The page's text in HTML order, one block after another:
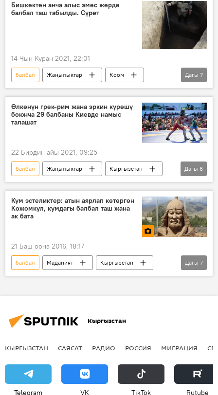
Бишкектен анча алыс эмес жерде
балбал таш табылды. Сүрөт
14 Чын Куран 2021, 22:01
балбал Жаңылыктар
Коом
Кыргызстан
Маданият
Бишкек
Чүй облусу
таш
эстелик
табылга
Дагы 7
Өлкөнүн грек-рим жана эркин күрөшү
боюнча 29 балбаны Киевде намыс
талашат
22 Бирдин айы 2021, 09:25
балбал Жаңылыктар
Кыргызстан
Дүйнөдө
Спорт
Украина
эркин күрөш
Дагы 6
Кум эстеликтер: атын аярлап көтөргөн
Кожомкул, кумдагы балбал таш жана
ак бата
21 Баш оона 2016, 18:17
балбал Маданият
Кыргызстан
Мультимедиа
Коом
Сүрөт
Дагы 7
Кыргызстан
КЫРГЫЗСТАН САЯСАТ РАДИО РОССИЯ МИГРАЦИЯ
Telegram VK ТikТоk Rutube